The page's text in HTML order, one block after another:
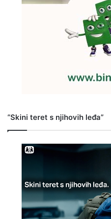
“Skini teret s njihovih leđa”